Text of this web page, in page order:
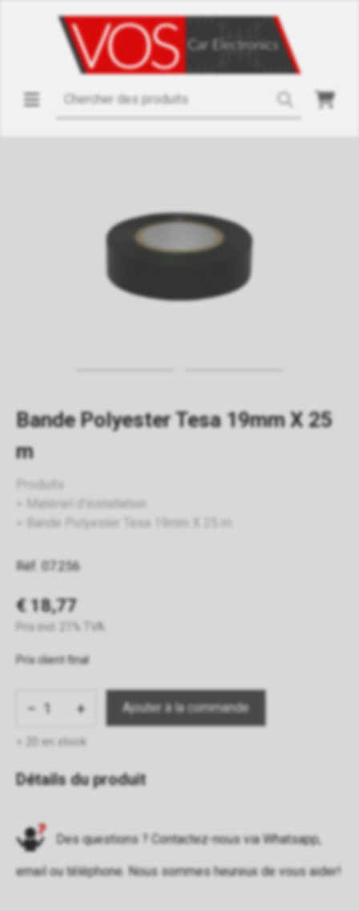
Bande Polyester Tesa 19mm X 25
m
Produits
Matériel d'installation
Bande Polyester Tesa 19mm X 25 m
Réf. 07.256
€ 18,77
Prix incl. 21% TVA
Prix client final
− +
> 20 en stock
Détails du produit
Des questions ? Contactez-nous via Whatsapp,
emailoutéléphone. Nous sommes heureux de vous aider!